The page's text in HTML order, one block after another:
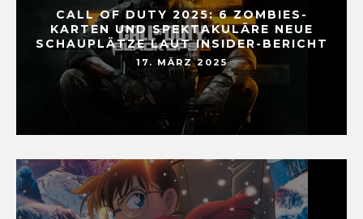
CALL OF DUTY 2025: 6 ZOMBIES-
KARTEN UND SPEKTAKULÄRE NEUE
SCHAUPLÄTZE LAUT INSIDER-BERICHT
17. MÄRZ 2025